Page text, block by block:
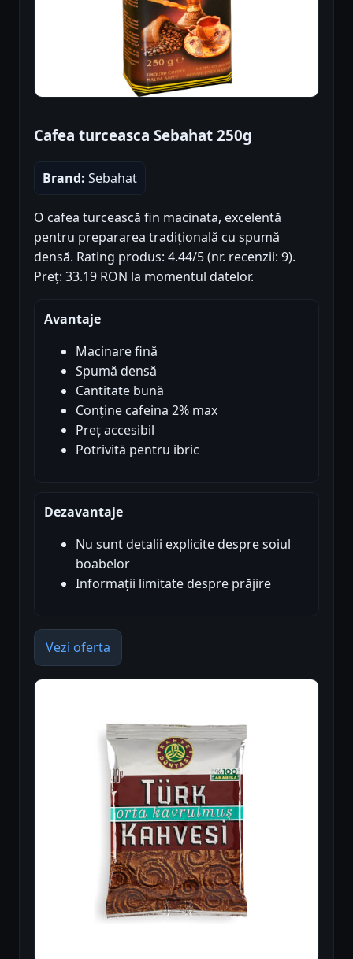
Cafea turceasca Sebahat 250g
Brand: Sebahat
O cafea turcească fin macinata, excelentă
pentru prepararea tradițională cu spumă
densă. Rating produs: 4.44/5 (nr. recenzii: 9).
Preț: 33.19 RON la momentul datelor.
Avantaje
Macinare fină
Spumă densă
Cantitate bună
Conține cafeina 2% max
Preț accesibil
Potrivită pentru ibric
Dezavantaje
Nu sunt detalii explicite despre soiul
boabelor
Informații limitate despre prăjire
Vezi oferta